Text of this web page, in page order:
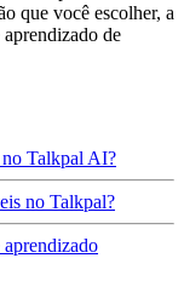
que você escolher, a
de
no Talkpal AI?
no Talkpal?